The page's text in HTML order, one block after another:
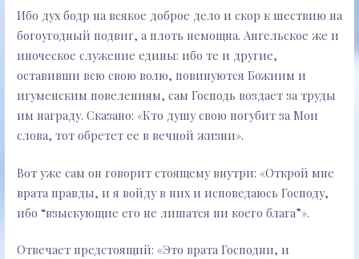
Ибо дух бодр на всякое доброе дело и скор к шествию на
богоугодный подвиг, а плоть немощна. Ангельское же и
иноческое служение едины: ибо те и другие,
оставивши всю свою волю, повинуются Божиим и
игуменским повелениям, сам Господь воздает за труды
им награду. Сказано: «Кто душу свою погубит за Мои
слова, тот обретет ее в вечной жизни».
Вот уже сам он говорит стоящему внутри: «Открой мне
врата правды, и я войду в них и исповедаюсь Господу,
ибо “взыскующие его не лишатся ни коего блага”».
Отвечает предстоящий: «Это врата Господни, и